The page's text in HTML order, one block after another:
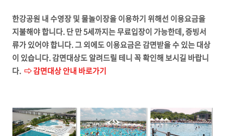
한강공원 내 수영장 및 물놀이장을 이용하기 위해선 이용요금을
지불해야 합니다. 단 만 5세까지는 무료입장이 가능한데, 증빙서
류가 있어야 합니다. 그 외에도 이용요금은 감면받을 수 있는 대상
이 있습니다. 감면대상도 알려드릴 테니 꼭 확인해 보시길 바랍니
다. ⇨ 감면대상 안내 바로가기